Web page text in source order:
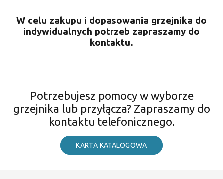
W celu zakupu i dopasowania grzejnika do
indywidualnych potrzeb zapraszamy do
kontaktu.
Potrzebujesz pomocy w wyborze
grzejnika lub przyłącza? Zapraszamy do
kontaktu telefonicznego.
KARTA KATALOGOWA